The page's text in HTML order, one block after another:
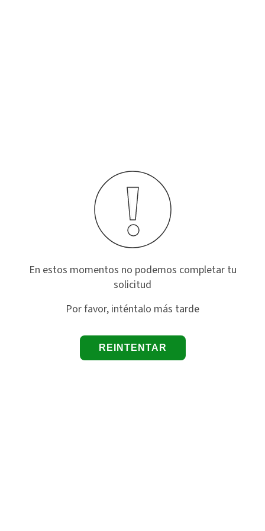
En estos momentos no podemos completar tu
solicitud
Por favor, inténtalo más tarde
REINTENTAR